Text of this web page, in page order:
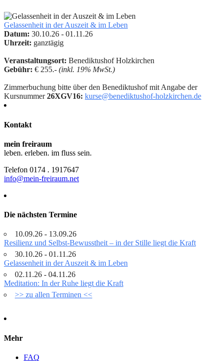
Gelassenheit in der Auszeit & im Leben
Datum: 30.10.26 - 01.11.26
Uhrzeit: ganztägig
Veranstaltungsort: Benediktushof Holzkirchen
Gebühr: € 255.- (inkl. 19% MwSt.)
Zimmerbuchung bitte über den Benediktushof mit Angabe der
Kursnummer26XGV16: kurse@benediktushof-holzkirchen.de
Kontakt
mein freiraum
leben. erleben. im fluss sein.
Telefon 0174 . 1917647
info@mein-freiraum.net
Die nächsten Termine
10.09.26 - 13.09.26
Resilienz und Selbst-Bewusstheit – in der Stille liegt die Kraft
30.10.26 - 01.11.26
Gelassenheit in der Auszeit & im Leben
02.11.26 - 04.11.26
Meditation: In der Ruhe liegt die Kraft
>> zu allen Terminen <<
Mehr
FAQ